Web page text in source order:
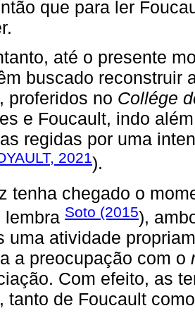
que para ler
até o presente
buscado reconstruir
proferidos no Collége
e Foucault, indo
regidas por uma
2021).
tenha chegado o
lembra Soto (2015),
uma atividade
a preocupação com o
Com efeito, as
tanto de Foucault